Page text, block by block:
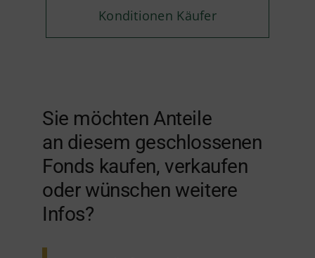
Konditionen Käufer
Sie möchten Anteile
an diesem geschlossenen
Fonds kaufen, verkaufen
oder wünschen weitere
Infos?